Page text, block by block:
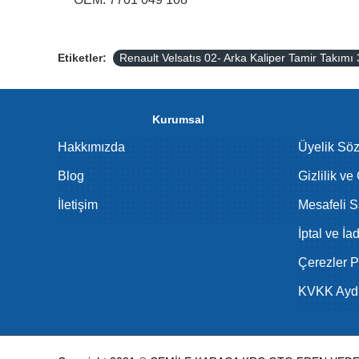
Etiketler: Renault Velsatıs 02- Arka Kaliper Tamir Takımı
Kurumsal
Hakkımızda
Blog
İletişim
Üyelik
Gizlilik ve
Mesafeli
İptal ve
Çerezler
KVKK